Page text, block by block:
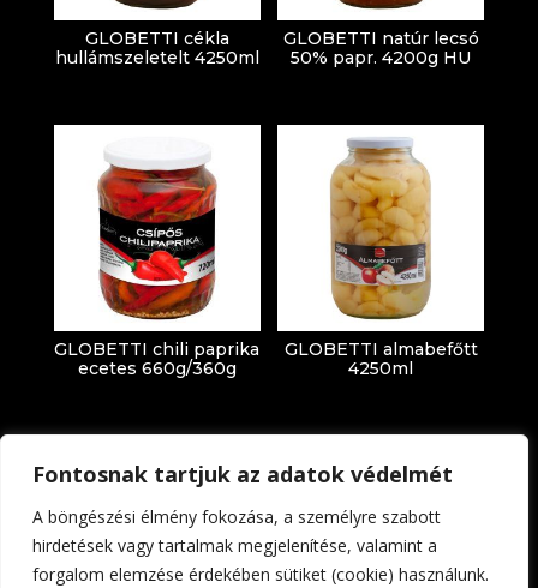
Fontosnak tartjuk az adatok védelmét
A böngészési élmény fokozása, a személyre szabott
hirdetések vagy tartalmak megjelenítése, valamint a
forgalom elemzése érdekében sütiket (cookie) használunk.
GLOBETTI cékla
hullámszeletelt 4250ml
GLOBETTI natúr lecsó
50% papr. 4200g HU
GLOBETTI chili paprika
ecetes 660g/360g
GLOBETTI almabefőtt
4250ml
Impresszum Adatkezelési tájékoztató